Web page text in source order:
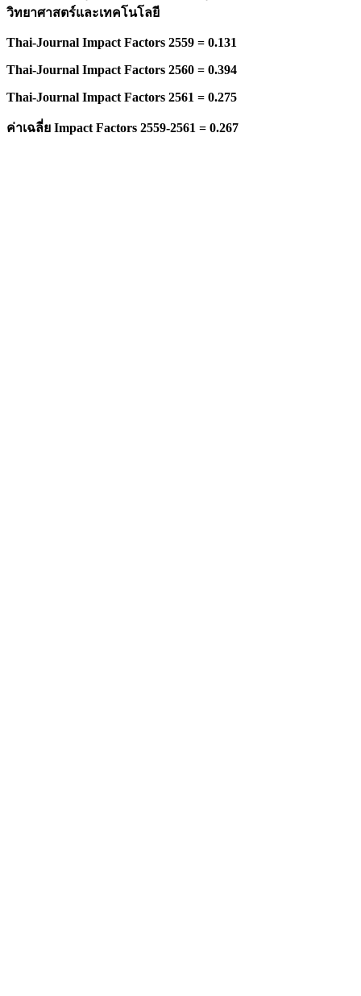
วิทยาศาสตร์และเทคโนโลยี
Thai-Journal Impact Factors 2559 = 0.131
Thai-Journal Impact Factors 2560 = 0.394
Thai-Journal Impact Factors 2561 = 0.275
ค่าเฉลี่ย Impact Factors 2559-2561 = 0.267